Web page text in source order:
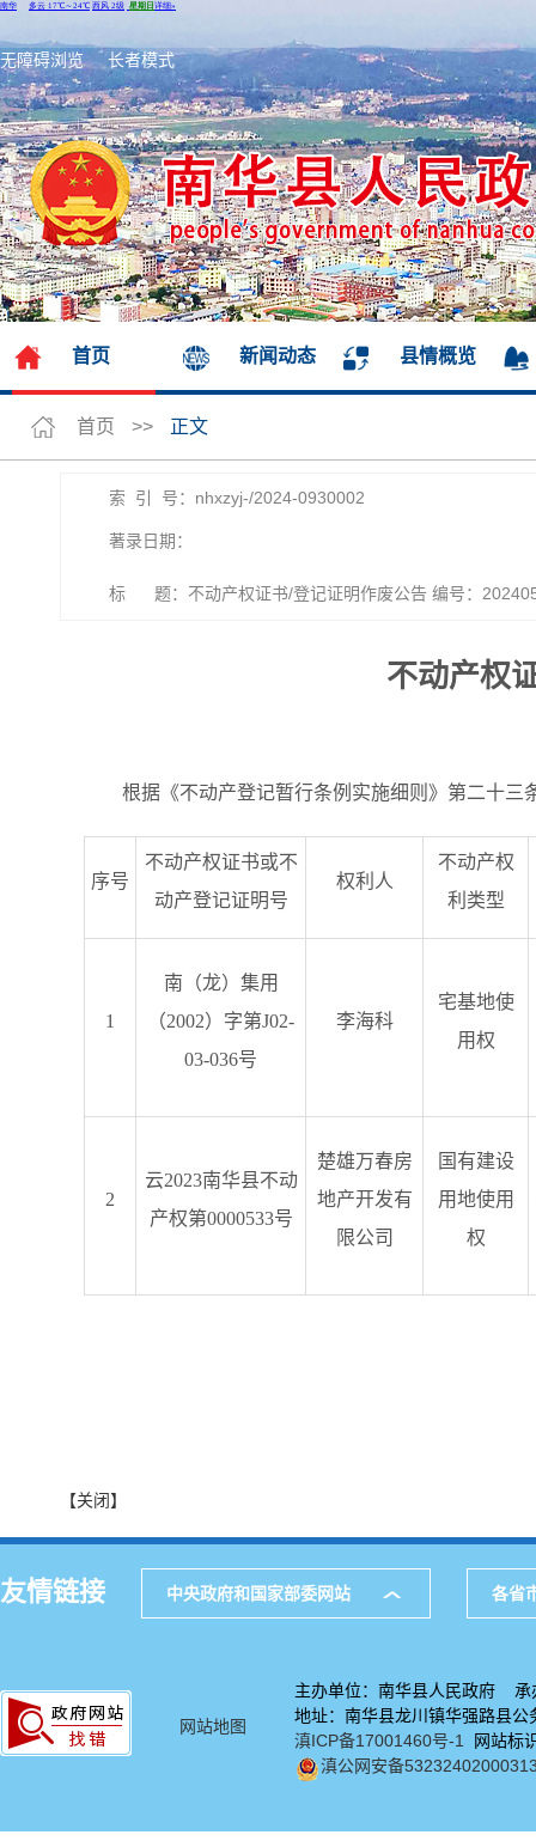
无障碍浏览 长者模式
首页 新闻动态 县情概览
首页 >> 正文
索 引 号：nhxzyj-/2024-0930002
著录日期：
标 题：不动产权证书/登记证明作废公告 编号：
不动产权
根据《不动产登记暂行条例实施细则》第二十
序号
不动产权证书或不
动产登记证明号
权利人
不动产权
利类型
1
南（龙）集用
（2002）字第J02-
03-036号
李海科
宅基地使
用权
2
云2023南华县不动
产权第0000533号
楚雄万春房
地产开发有
限公司
国有建设
用地使用
权
【关闭】
友情链接 中央政府和国家部委网站 各省
网站地图
主办单位：南华县人民政府 承
地址：南华县龙川镇华强路
滇ICP备17001460号-1
网站标
滇公网安备